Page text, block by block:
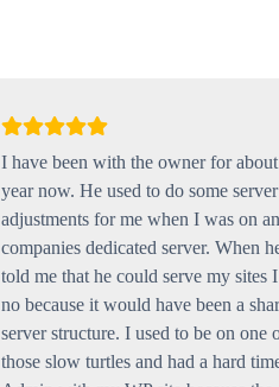
I have been with the owner for about
year now. He used to do some server
adjustments for me when I was on
companies dedicated server. When
told me that he could serve my sites
no because it would have been a
server structure. I used to be on one
those slow turtles and had a hard